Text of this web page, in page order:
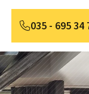
035 - 695 34